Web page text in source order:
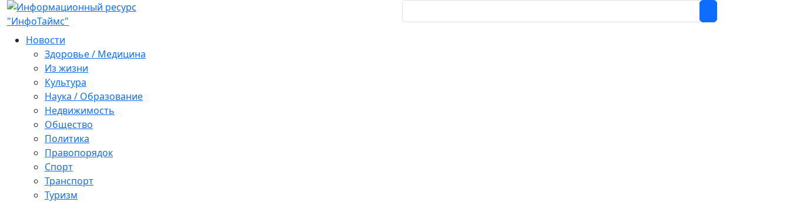
Новости
Здоровье / Медицина
Из жизни
Культура
Наука / Образование
Недвижимость
Общество
Политика
Правопорядок
Спорт
Транспорт
Туризм